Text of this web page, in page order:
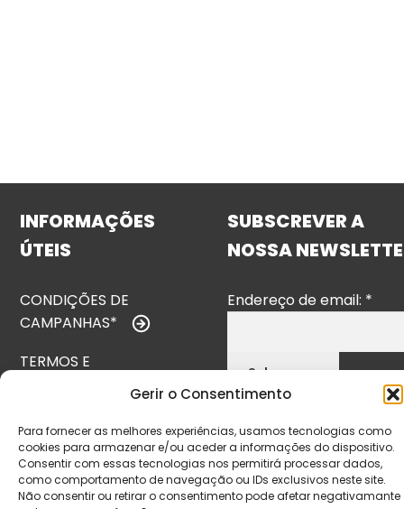
Gerir o Consentimento
Para fornecer as melhores experiências, usamos tecnologias como
cookies para armazenar e/ou aceder a informações do dispositivo.
Consentir com essas tecnologias nos permitirá processar dados,
como comportamento de navegação ou IDs exclusivos neste site.
Não consentir ou retirar o consentimento pode afetar negativamante
INFORMAÇÕES
ÚTEIS
CONDIÇÕES DE
CAMPANHAS*
TERMOS E
POLÍTICA DE
PRIVACIDADE
POLÍTICA DE
SUBSCREVER A
NOSSA
Endereço de email: *